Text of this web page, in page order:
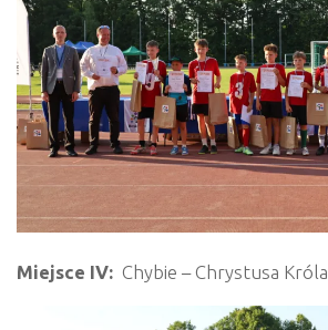
Miejsce IV: Chybie – Chrystusa Króla